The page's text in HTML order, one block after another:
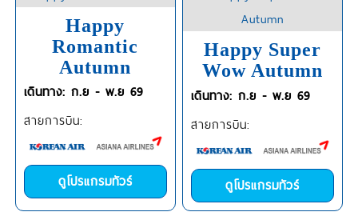
Happy
Romantic
Autumn
เดินทาง: ก.ย - พ.ย 69
สายการบิน:
ดูโปรแกรมทัวร์
Happy Super
Wow Autumn
เดินทาง: ก.ย - พ.ย 69
สายการบิน:
ดูโปรแกรมทัวร์